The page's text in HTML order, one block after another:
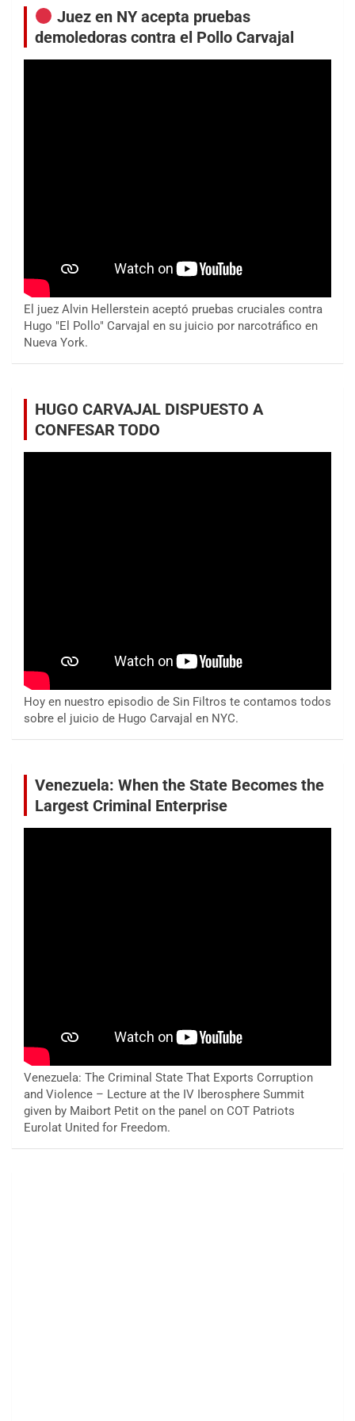
Juez en NY acepta pruebas
demoledoras contra el Pollo Carvajal
El juez Alvin Hellerstein aceptó pruebas cruciales contra
Hugo "El Pollo" Carvajal en su juicio por narcotráfico en
Nueva York.
HUGO CARVAJAL DISPUESTO A
CONFESAR TODO
Hoy en nuestro episodio de Sin Filtros te contamos todos
sobre el juicio de Hugo Carvajal en NYC.
Venezuela: When the State Becomes the
Largest Criminal Enterprise
Venezuela: The Criminal State That Exports Corruption
and Violence – Lecture at the IV Iberosphere Summit
given by Maibort Petit on the panel on COT Patriots
Eurolat United for Freedom.